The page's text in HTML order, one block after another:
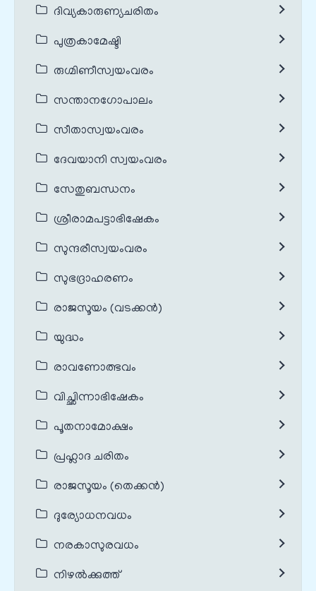
ദിവ്യകാരുണ്യചരിതം
പുത്രകാമേഷ്ടി
രുഗ്മിണീസ്വയംവരം
സന്താനഗോപാലം
സീതാസ്വയംവരം
ദേവയാനി സ്വയംവരം
സേതുബന്ധനം
ശ്രീരാമപട്ടാഭിഷേകം
സുന്ദരീസ്വയംവരം
സുഭദ്രാഹരണം
രാജസൂയം (വടക്കൻ)
യുദ്ധം
രാവണോത്ഭവം
വിച്ഛിന്നാഭിഷേകം
പൂതനാമോക്ഷം
പ്രഹ്ലാദ ചരിതം
രാജസൂയം (തെക്കൻ)
ദുര്യോധനവധം
നരകാസുരവധം
നിഴൽക്കുത്ത്